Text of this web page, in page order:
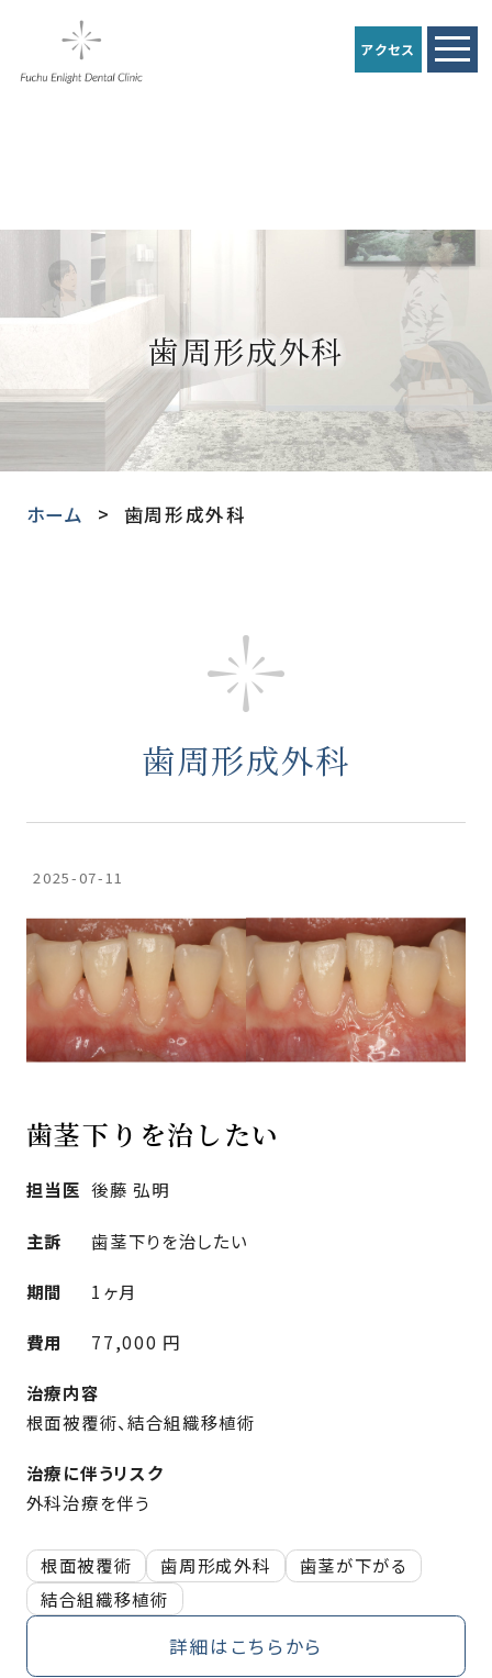
アクセス
歯周形成外科
ホーム 歯周形成外科
歯周形成外科
2025-07-11
歯茎下りを治したい
担当医 後藤 弘明
主訴 歯茎下りを治したい
期間 1ヶ月
費用 77,000 円
治療内容
根面被覆術、結合組織移植術
治療に伴うリスク
外科治療を伴う
根面被覆術 歯周形成外科
歯茎が下がる
結合組織移植術
詳細はこちらから